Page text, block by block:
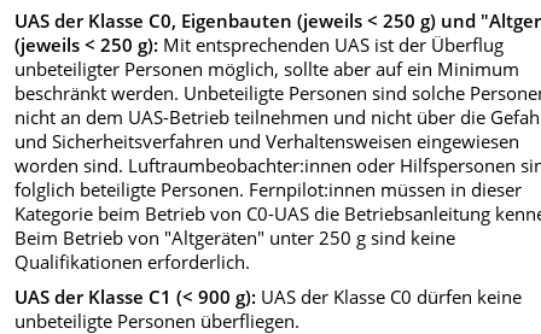
UAS der Klasse C0, Eigenbauten (jeweils < 250 g) und
(jeweils < 250 g): Mit entsprechenden UAS ist der Überflug
unbeteiligter Personen möglich, sollte aber auf ein Minimum
beschränkt werden. Unbeteiligte Personen sind solche
nicht an dem UAS-Betrieb teilnehmen und nicht über die
und Sicherheitsverfahren und Verhaltensweisen eingewiesen
worden sind. Luftraumbeobachter:innen oder Hilfspersonen
folglich beteiligte Personen. Fernpilot:innen müssen in dieser
Kategorie beim Betrieb von C0-UAS die Betriebsanleitung
Beim Betrieb von "Altgeräten" unter 250 g sind keine
Qualifikationen erforderlich.
UAS der Klasse C1 (< 900 g): UAS der Klasse C0 dürfen keine
unbeteiligte Personen überfliegen.